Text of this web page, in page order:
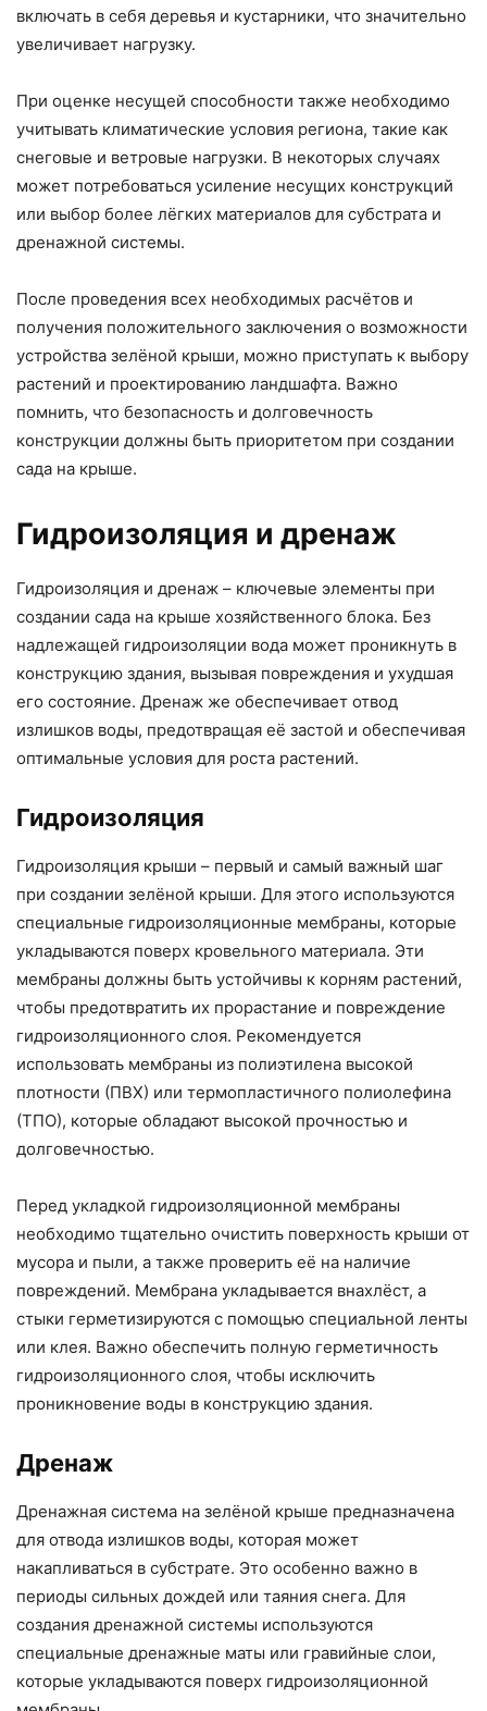
включать в себя деревья и кустарники, что значительно
увеличивает нагрузку.
При оценке несущей способности также необходимо
учитывать климатические условия региона, такие как
снеговые и ветровые нагрузки. В некоторых случаях
может потребоваться усиление несущих конструкций
или выбор более лёгких материалов для субстрата и
дренажной системы.
После проведения всех необходимых расчётов и
получения положительного заключения о возможности
устройства зелёной крыши, можно приступать к выбору
растений и проектированию ландшафта. Важно
помнить, что безопасность и долговечность
конструкции должны быть приоритетом при создании
сада на крыше.
Гидроизоляция и дренаж
Гидроизоляция и дренаж – ключевые элементы при
создании сада на крыше хозяйственного блока. Без
надлежащей гидроизоляции вода может проникнуть в
конструкцию здания, вызывая повреждения и ухудшая
его состояние. Дренаж же обеспечивает отвод
излишков воды, предотвращая её застой и обеспечивая
оптимальные условия для роста растений.
Гидроизоляция
Гидроизоляция крыши – первый и самый важный шаг
при создании зелёной крыши. Для этого используются
специальные гидроизоляционные мембраны, которые
укладываются поверх кровельного материала. Эти
мембраны должны быть устойчивы к корням растений,
чтобы предотвратить их прорастание и повреждение
гидроизоляционного слоя. Рекомендуется
использовать мембраны из полиэтилена высокой
плотности (ПВХ) или термопластичного полиолефина
(ТПО), которые обладают высокой прочностью и
долговечностью.
Перед укладкой гидроизоляционной мембраны
необходимо тщательно очистить поверхность крыши от
мусора и пыли, а также проверить её на наличие
повреждений. Мембрана укладывается внахлёст, а
стыки герметизируются с помощью специальной ленты
или клея. Важно обеспечить полную герметичность
гидроизоляционного слоя, чтобы исключить
проникновение воды в конструкцию здания.
Дренаж
Дренажная система на зелёной крыше предназначена
для отвода излишков воды, которая может
накапливаться в субстрате. Это особенно важно в
периоды сильных дождей или таяния снега. Для
создания дренажной системы используются
специальные дренажные маты или гравийные слои,
которые укладываются поверх гидроизоляционной